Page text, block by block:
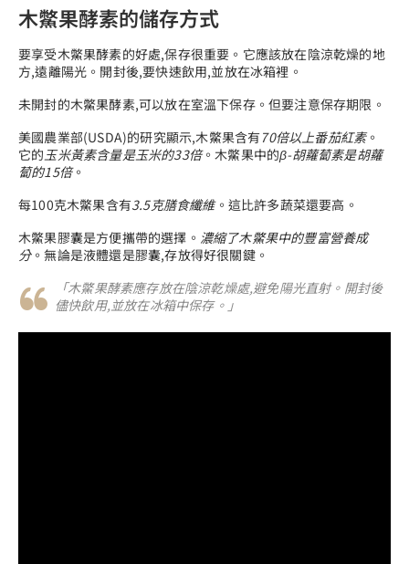
木鱉果酵素的儲存方式
要享受木鱉果酵素的好處,保存很重要。它應該放在陰涼乾燥的地
方,遠離陽光。開封後,要快速飲用,並放在冰箱裡。
未開封的木鱉果酵素,可以放在室溫下保存。但要注意保存期限。
美國農業部(USDA)的研究顯示,木鱉果含有70倍以上番茄紅素。
它的 玉米黃素含量是玉米的33倍。木鱉果中的β-胡蘿蔔素是胡蘿
蔔的15倍。
每100克木鱉果含有3.5克膳食纖維。這比許多蔬菜還要高。
木鱉果膠囊是方便攜帶的選擇。 濃縮了木鱉果中的豐富營養成
分。無論是液體還是膠囊,存放得好很關鍵。
「木鱉果酵素應存放在陰涼乾燥處,避免陽光直射。開封後
儘快飲用,並放在冰箱中保存。」